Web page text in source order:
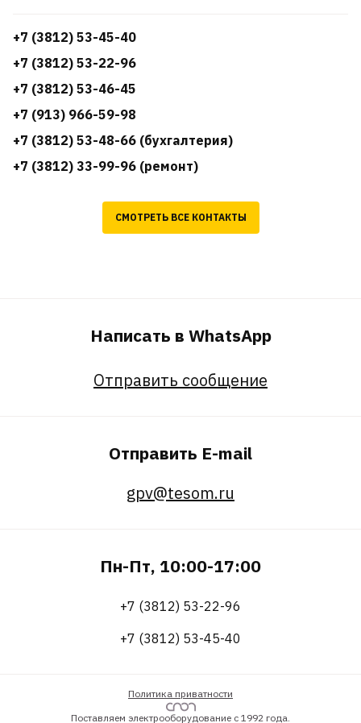
+7 (3812) 53-45-40
+7 (3812) 53-22-96
+7 (3812) 53-46-45
+7 (913) 966-59-98
+7 (3812) 53-48-66 (бухгалтерия)
+7 (3812) 33-99-96 (ремонт)
СМОТРЕТЬ ВСЕ КОНТАКТЫ
Написать в WhatsApp
Отправить сообщение
Отправить E-mail
gpv@tesom.ru
Пн-Пт, 10:00-17:00
+7 (3812) 53-22-96
+7 (3812) 53-45-40
Политика приватности
Поставляем электрооборудование с 1992 года.